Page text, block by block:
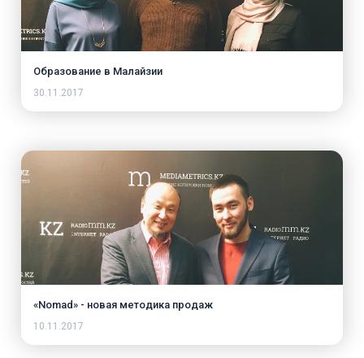
Образование в Малайзии
30.11.2017
«Nomad» - новая методика продаж
10.11.2017